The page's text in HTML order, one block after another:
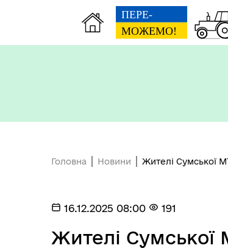
Символіка міста Суми
Головна Новини Жителі Сумської
16.12.2025 08:00 191
Жителі Сумської